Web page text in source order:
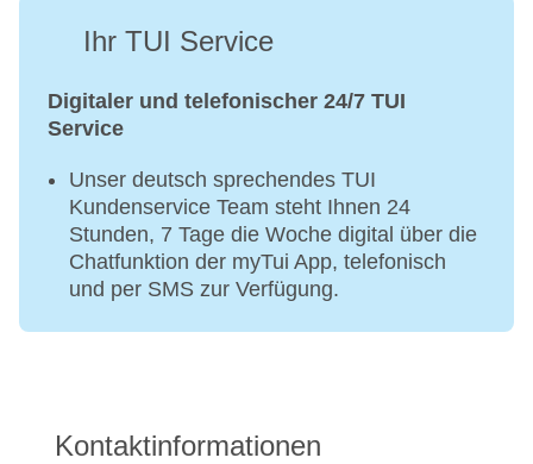
Ihr TUI Service
Digitaler und telefonischer 24/7 TUI
Service
Unser deutsch sprechendes TUI
Kundenservice Team steht Ihnen 24
Stunden, 7 Tage die Woche digital über die
Chatfunktion der myTui App, telefonisch
und per SMS zur Verfügung.
Kontaktinformationen